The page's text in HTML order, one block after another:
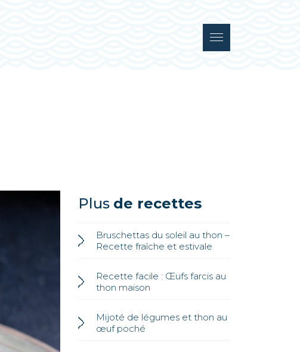
Plus de recettes
Bruschettas du soleil au thon –
Recette fraîche et estivale
Recette facile : Œufs farcis au
thon maison
Mijoté de légumes et thon au
œuf poché